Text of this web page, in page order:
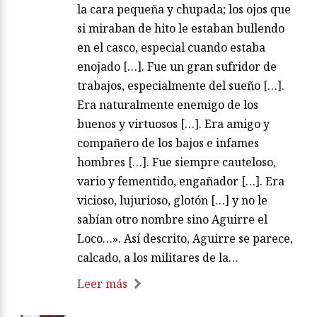
la cara pequeña y chupada; los ojos que
si miraban de hito le estaban bullendo
en el casco, especial cuando estaba
enojado […]. Fue un gran sufridor de
trabajos, especialmente del sueño […].
Era naturalmente enemigo de los
buenos y virtuosos […]. Era amigo y
compañero de los bajos e infames
hombres […]. Fue siempre cauteloso,
vario y fementido, engañador […]. Era
vicioso, lujurioso, glotón […] y no le
sabían otro nombre sino Aguirre el
Loco…». Así descrito, Aguirre se parece,
calcado, a los militares de la…
Leer más